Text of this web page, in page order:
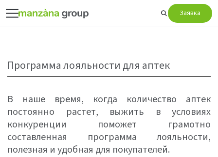
Заявка
Программа лояльности для аптек
В наше время, когда количество аптек
постоянно растет, выжить в условиях
конкуренции поможет грамотно
составленная программа лояльности,
полезная и удобная для покупателей.